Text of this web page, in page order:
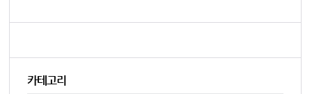
카테고리